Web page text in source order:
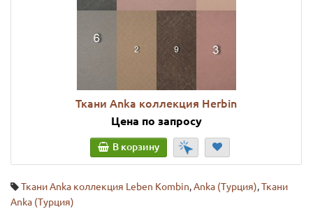
Ткани Anka коллекция Herbin
Цена по запросу
В корзину
Ткани Anka коллекция Leben Kombin,Anka (Турция),Ткани
Anka (Турция)